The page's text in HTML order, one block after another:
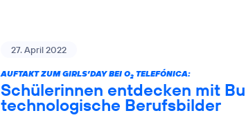
27. April 2022
AUFTAKT ZUM GIRLS’DAY BEI O2 TELEFÓNICA:
Schülerinnen entdecken mit
technologische Berufsbilder